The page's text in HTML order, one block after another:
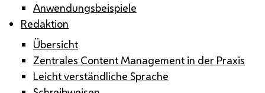
Anwendungsbeispiele
Redaktion
Übersicht
Zentrales Content Management in der Praxis
Leicht verständliche Sprache